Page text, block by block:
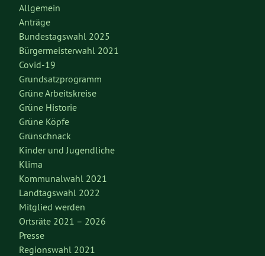
Allgemein
Anträge
Bundestagswahl 2025
Bürgermeisterwahl 2021
Covid-19
Grundsatzprogramm
Grüne Arbeitskreise
Grüne Historie
Grüne Köpfe
Grünschnack
Kinder und Jugendliche
Klima
Kommunalwahl 2021
Landtagswahl 2022
Mitglied werden
Ortsräte 2021 – 2026
Presse
Regionswahl 2021